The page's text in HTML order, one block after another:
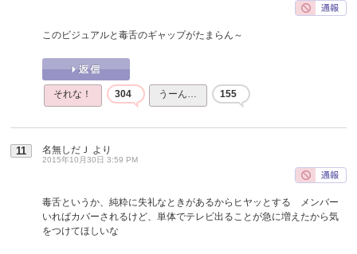
このビジュアルと毒舌のギャップがたまらん～
それな！ 304 うーん… 155
11 名無しだＪ より
2015年10月30日 3:59 PM
毒舌というか、純粋に失礼なときがあるからヒヤッとする メンバー
いればカバーされるけど、単体でテレビ出ることが急に増えたから気
をつけてほしいな